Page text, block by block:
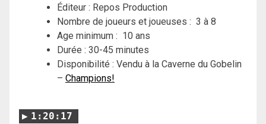
Éditeur : Repos Production
Nombre de joueurs et joueuses : 3 à 8
Age minimum : 10 ans
Durée : 30-45 minutes
Disponibilité : Vendu à la Caverne du Gobelin
– Champions!
1:20:17